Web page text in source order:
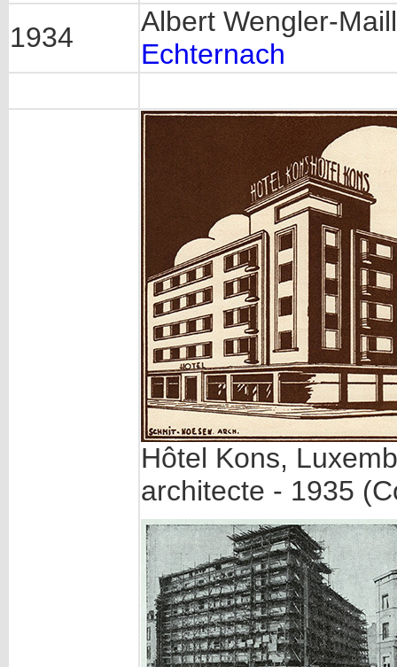
1934
Albert Wengler-
Echternach
Hôtel Kons,
architecte - 1935